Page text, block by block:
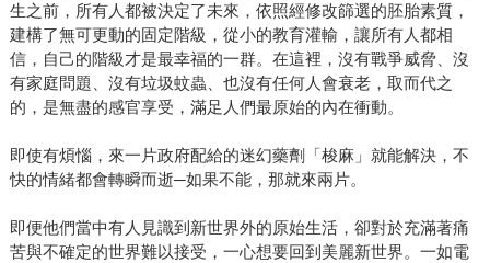
生之前，所有人都被決定了未來，依照經修改篩選的胚胎素質，
建構了無可更動的固定階級，從小的教育灌輸，讓所有人都相
信，自己的階級才是最幸福的一群。在這裡，沒有戰爭威脅、沒
有家庭問題、沒有垃圾蚊蟲、也沒有任何人會衰老，取而代之
的，是無盡的感官享受，滿足人們最原始的內在衝動。
即使有煩惱，來一片政府配給的迷幻藥劑「梭麻」就能解決，不
快的情緒都會轉瞬而逝─如果不能，那就來兩片。
即便他們當中有人見識到新世界外的原始生活，卻對於充滿著痛
苦與不確定的世界難以接受，一心想要回到美麗新世界。一如電